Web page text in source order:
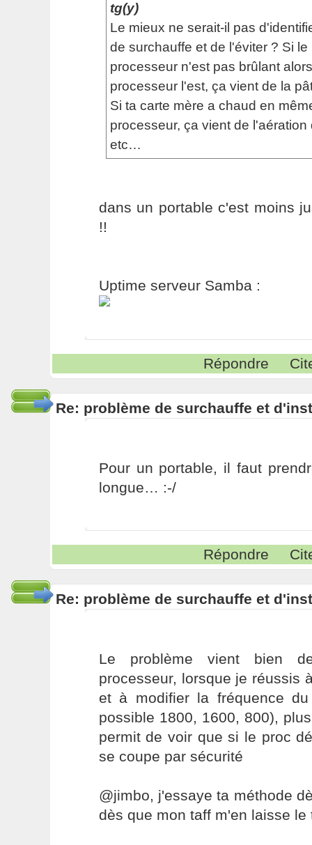
tg(y)
Le mieux ne serait-il pas
de surchauffe et de l'éviter ? Si le
processeur n'est pas brûlant
processeur l'est, ça vient de la
Si ta carte mère a chaud en
processeur, ça vient de l'aération
etc…
dans un portable c'est moins
!!
Uptime serveur Samba :
Répondre
Re: problème de surchauffe et
Pour un portable, il faut
longue… :-/
Répondre
Re: problème de surchauffe et
Le problème vient bien
processeur, lorsque je réussis
et à modifier la fréquence du
possible 1800, 1600, 800),
permit de voir que si le proc
se coupe par sécurité
@jimbo, j'essaye ta méthode
dès que mon taff m'en laisse le